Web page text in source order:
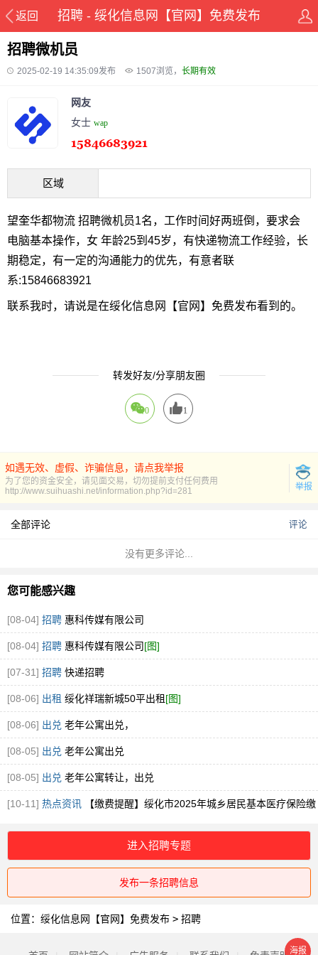
返回 招聘 - 绥化信息网【官网】免费发布
招聘微机员
2025-02-19 14:35:09发布 1507浏览， 长期有效
网友
女士 wap
区域
望奎华都物流 招聘微机员1名，工作时间好两班倒，要求会
电脑基本操作，女 年龄25到45岁，有快递物流工作经验，长
期稳定，有一定的沟通能力的优先，有意者联
系:15846683921
联系我时，请说是在绥化信息网【官网】免费发布看到的。
转发好友/分享朋友圈
0 1
如遇无效、虚假、诈骗信息，请点我举报
为了您的资金安全，请见面交易，切勿提前支付任何费用
举报
http://www.suihuashi.net/information.php?id=281
全部评论 评论
没有更多评论...
您可能感兴趣
[08-04] 招聘 惠科传媒有限公司
[08-04] 招聘 惠科传媒有限公司[图]
[07-31] 招聘 快递招聘
[08-06] 出租 绥化祥瑞新城50平出租 [图]
[08-06] 出兑 老年公寓出兑，
[08-05] 出兑 老年公寓出兑
[08-05] 出兑 老年公寓转让，出兑
[10-11] 热点资讯 【缴费提醒】绥化市2025年城乡居民基本医疗保险缴
费提醒！
进入招聘专题
发布一条招聘信息
位置： 绥化信息网【官网】免费发布 > 招聘
海报